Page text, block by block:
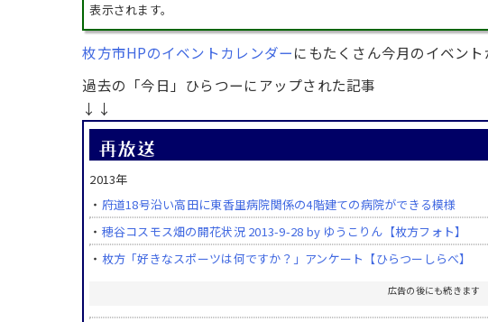
表示されます。
枚方市HPのイベントカレンダーにもたくさん今月のイベント
過去の「今日」ひらつーにアップされた記事
↓↓
2013年
・ 府道18号沿い高田に東香里病院関係の4階建ての病院ができる模様
・ 穂谷コスモス畑の開花状況 2013-9-28 by ゆうこりん【枚方フォト】
・ 枚方「好きなスポーツは何ですか？」アンケート【ひらつーしらべ】
広告の後にも続きます